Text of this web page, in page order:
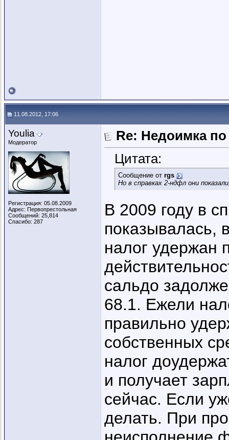
11.08.2012, 17:06
Youlia
Модератор
Регистрация: 05.08.2009
Адрес: Первопрестольная
Сообщений: 25,814
Спасибо: 287
Re: Недоимка по
Цитата:
Сообщение от rgs
Но в справках 2-ндфл они
В 2009 году в
показывалась,
налог удержан
сальдо
68.1. Ежели
правильно
собственных
налог
и получает
сейчас. Если
делать. При